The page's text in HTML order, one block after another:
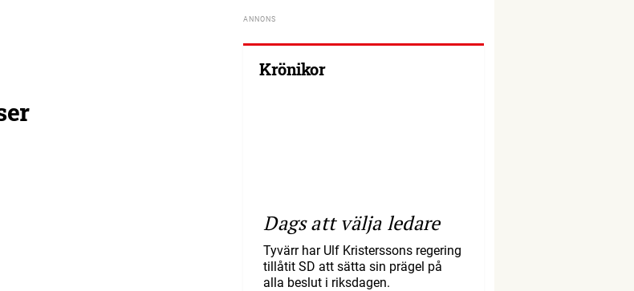
Krönikor
Dags att välja ledare
Tyvärr har Ulf Kristerssons regering
tillåtit SD att sätta sin prägel på
alla beslut i riksdagen.